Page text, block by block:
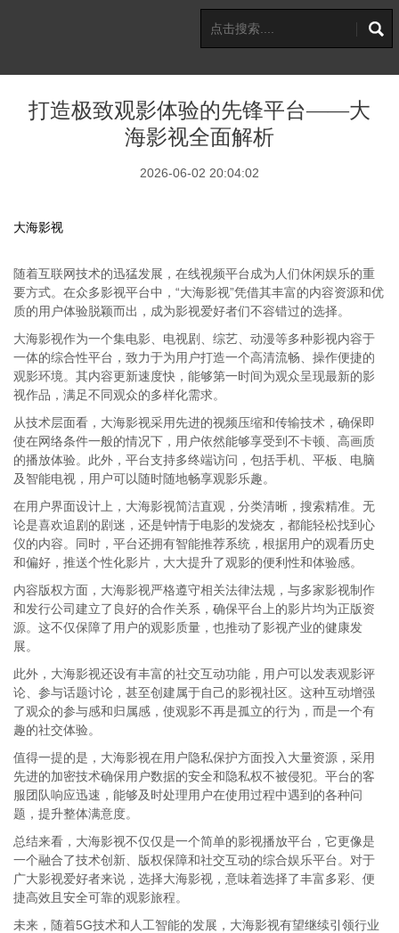
打造极致观影体验的先锋平台——大
海影视全面解析
2026-06-02 20:04:02
大海影视
随着互联网技术的迅猛发展，在线视频平台成为人们休闲娱乐的重
要方式。在众多影视平台中，“大海影视”凭借其丰富的内容资源和优
质的用户体验脱颖而出，成为影视爱好者们不容错过的选择。
大海影视作为一个集电影、电视剧、综艺、动漫等多种影视内容于
一体的综合性平台，致力于为用户打造一个高清流畅、操作便捷的
观影环境。其内容更新速度快，能够第一时间为观众呈现最新的影
视作品，满足不同观众的多样化需求。
从技术层面看，大海影视采用先进的视频压缩和传输技术，确保即
使在网络条件一般的情况下，用户依然能够享受到不卡顿、高画质
的播放体验。此外，平台支持多终端访问，包括手机、平板、电脑
及智能电视，用户可以随时随地畅享观影乐趣。
在用户界面设计上，大海影视简洁直观，分类清晰，搜索精准。无
论是喜欢追剧的剧迷，还是钟情于电影的发烧友，都能轻松找到心
仪的内容。同时，平台还拥有智能推荐系统，根据用户的观看历史
和偏好，推送个性化影片，大大提升了观影的便利性和体验感。
内容版权方面，大海影视严格遵守相关法律法规，与多家影视制作
和发行公司建立了良好的合作关系，确保平台上的影片均为正版资
源。这不仅保障了用户的观影质量，也推动了影视产业的健康发
展。
此外，大海影视还设有丰富的社交互动功能，用户可以发表观影评
论、参与话题讨论，甚至创建属于自己的影视社区。这种互动增强
了观众的参与感和归属感，使观影不再是孤立的行为，而是一个有
趣的社交体验。
值得一提的是，大海影视在用户隐私保护方面投入大量资源，采用
先进的加密技术确保用户数据的安全和隐私权不被侵犯。平台的客
服团队响应迅速，能够及时处理用户在使用过程中遇到的各种问
题，提升整体满意度。
总结来看，大海影视不仅仅是一个简单的影视播放平台，它更像是
一个融合了技术创新、版权保障和社交互动的综合娱乐平台。对于
广大影视爱好者来说，选择大海影视，意味着选择了丰富多彩、便
捷高效且安全可靠的观影旅程。
未来，随着5G技术和人工智能的发展，大海影视有望继续引领行业